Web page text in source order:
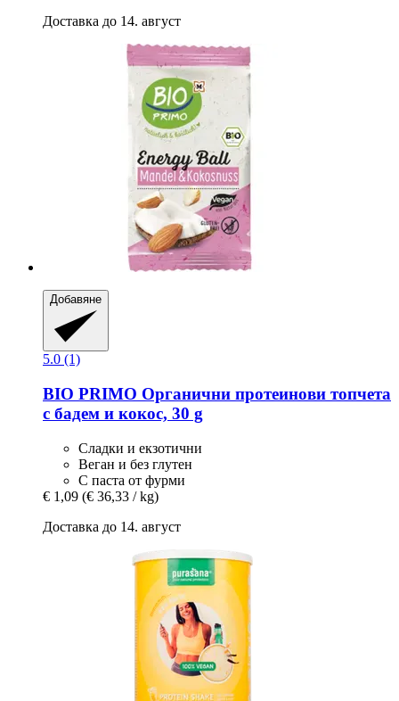
Доставка до 14. август
Добавяне
5.0 (1)
BIO PRIMO Органични протеинови топчета
с бадем и кокос, 30 g
Сладки и екзотични
Веган и без глутен
С паста от фурми
€ 1,09 (€ 36,33 / kg)
Доставка до 14. август